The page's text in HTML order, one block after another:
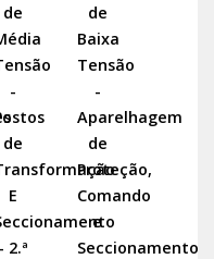
de
-
de
E
- 2.ª
de
Baixa
Tensão
-
Aparelhagem
de
Proteção,
Comando
e
Seccionamento